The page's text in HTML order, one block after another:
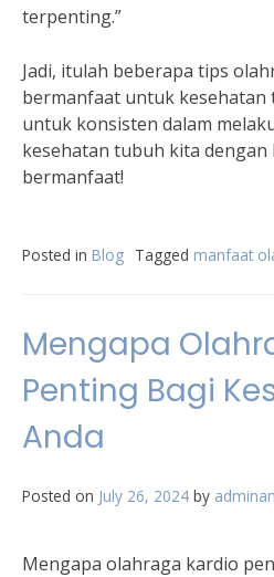
terpenting.”
Jadi, itulah beberapa tips
bermanfaat untuk kesehatan
untuk konsisten dalam
kesehatan tubuh kita dengan
bermanfaat!
Posted in Blog Tagged manfaat
Mengapa
Penting Bagi
Anda
Posted on July 26, 2024 by
Mengapa olahraga kardio